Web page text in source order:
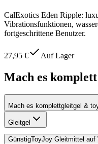
CalExotics Eden Ripple:
Vibrationsfunktionen,
fortgeschrittene Benutzer.
27,95 € Auf Lager
Mach es komplett
Mach es komplettgleitgel &
Gleitgel
GünstigToyJoy Gleitmittel auf